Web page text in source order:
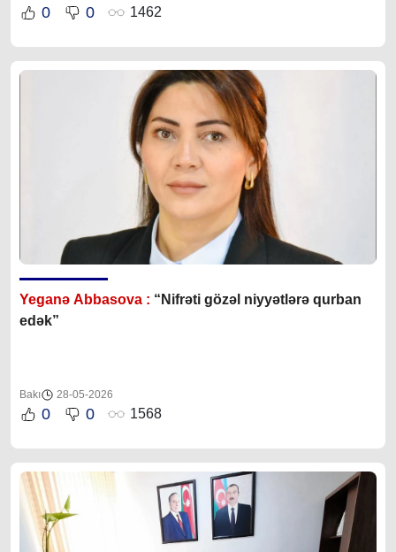
0 0 1462
Yeganə Abbasova : “Nifrəti gözəl niyyətlərə qurban
edək”
Bakı 28-05-2026
0 0 1568